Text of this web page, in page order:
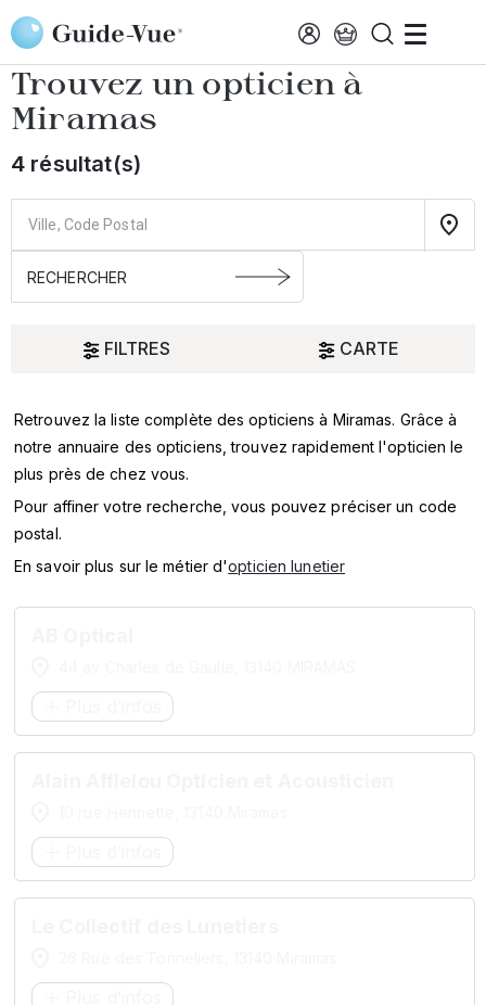
Aller au contenu principal
Accueil Choisir mon opticien
Trouvez un opticien à
Miramas
4 résultat(s)
FILTRES CARTE
Oui
SERVICES
MARQUES
Retrouvez la liste complète des opticiens à Miramas. Grâce à
notre annuaire des opticiens, trouvez rapidement l'opticien le
plus près de chez vous.
Pour affiner votre recherche, vous pouvez préciser un code
postal.
En savoir plus sur le métier d'opticien lunetier